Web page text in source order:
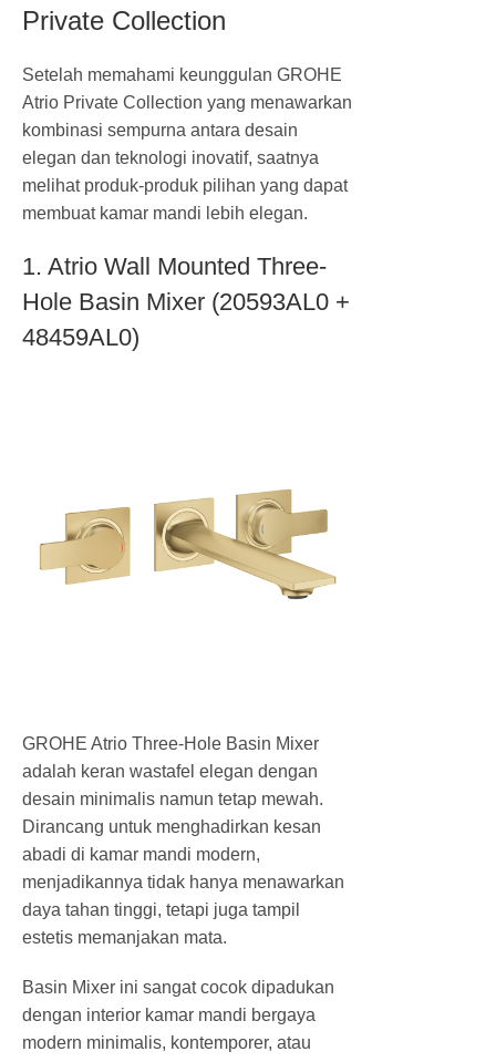
Private Collection
Setelah memahami keunggulan GROHE
Atrio Private Collection yang menawarkan
kombinasi sempurna antara desain
elegan dan teknologi inovatif, saatnya
melihat produk-produk pilihan yang dapat
membuat kamar mandi lebih elegan.
1. Atrio Wall Mounted Three-
Hole Basin Mixer (20593AL0 +
48459AL0)
GROHE Atrio Three-Hole Basin Mixer
adalah keran wastafel elegan dengan
desain minimalis namun tetap mewah.
Dirancang untuk menghadirkan kesan
abadi di kamar mandi modern,
menjadikannya tidak hanya menawarkan
daya tahan tinggi, tetapi juga tampil
estetis memanjakan mata.
Basin Mixer ini sangat cocok dipadukan
dengan interior kamar mandi bergaya
modern minimalis, kontemporer, atau